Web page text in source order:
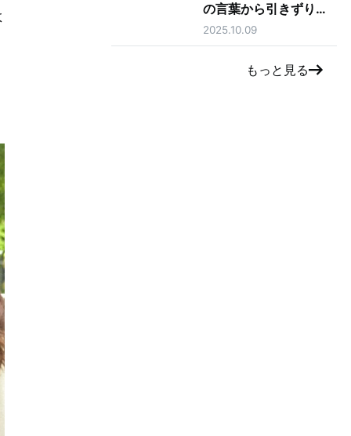
の言葉から引きずり出
される駒木根葵汰"羽
山"と新原泰佑"白崎"の
2025.10.09
もっと見る